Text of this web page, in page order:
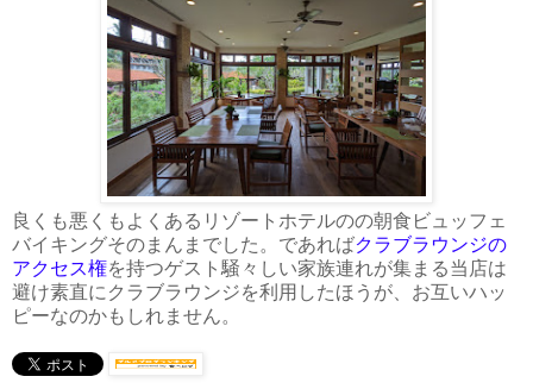
良くも悪くもよくあるリゾートホテルのの朝食ビュッフェ
バイキングそのまんまでした。であればクラブラウンジの
アクセス権を持つゲスト騒々しい家族連れが集まる当店は
避け素直にクラブラウンジを利用したほうが、お互いハッ
ピーなのかもしれません。